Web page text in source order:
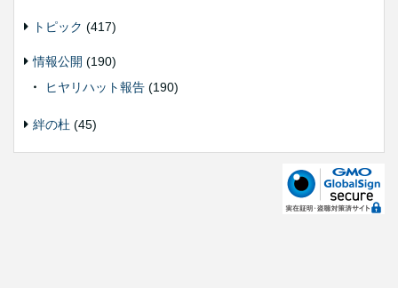
トピック (417)
情報公開 (190)
ヒヤリハット報告 (190)
絆の杜 (45)